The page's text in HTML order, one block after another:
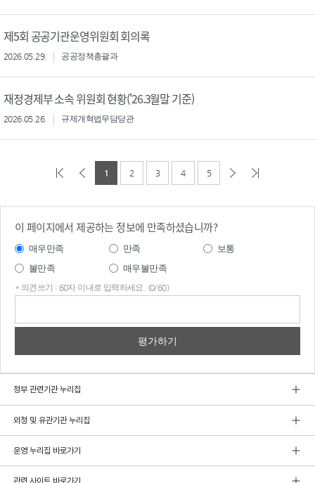
제5회 공공기관운영위원회 회의록
2026.05.29. 공공정책총괄과
재정경제부 소속 위원회 현황('26.3월말 기준)
2026.05.26. 규제개혁법무담당관
1 2 3 4 5
이 페이지에서 제공하는 정보에 만족하셨습니까?
매우만족 만족
보통
불만족
매우불만족
* 의견쓰기 : 60자 이내로 입력하세요. (0/60)
정부 관련기관 누리집
외청 및 유관기관 누리집
운영 누리집 바로가기
관련 사이트 바로가기